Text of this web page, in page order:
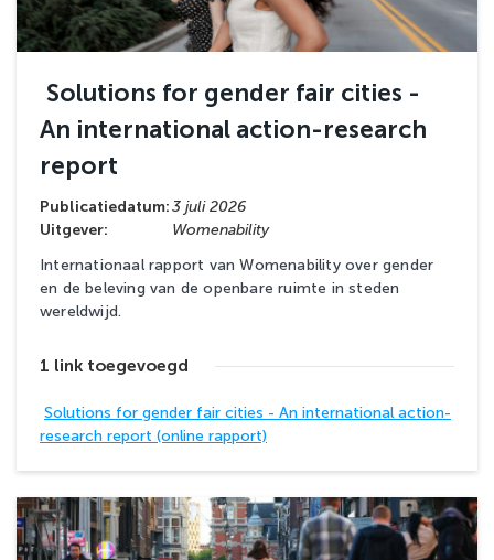
Solutions for gender fair cities -
An international action-research
report
Publicatiedatum:3 juli 2026
Uitgever:
Womenability
Internationaal rapport van Womenability over gender
en de beleving van de openbare ruimte in steden
wereldwijd.
1 link toegevoegd
Solutions for gender fair cities - An international action-
research report (online rapport)